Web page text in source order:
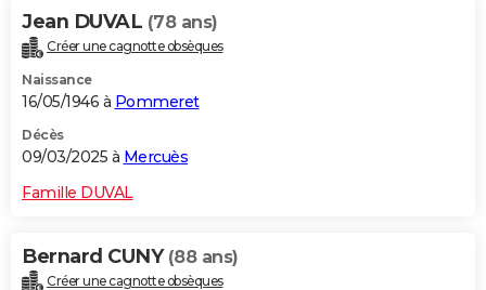
Jean DUVAL (78 ans)
Créer une cagnotte obsèques
Naissance
16/05/1946 à Pommeret
Décès
09/03/2025 à Mercuès
Famille DUVAL
Bernard CUNY (88 ans)
Créer une cagnotte obsèques